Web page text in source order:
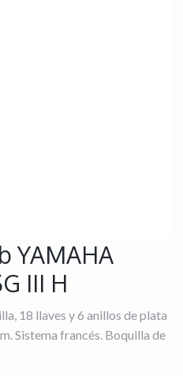
YAMAHA
III H
18 llaves y 6 anillos de plata
Sistema francés. Boquilla de